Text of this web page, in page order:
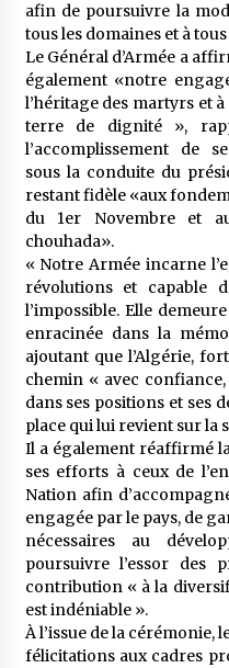
afin de poursuivre la
tous les domaines et à
Le Général d’Armée a
également «notre
l’héritage des martyrs et
terre de dignité »,
l’accomplissement de
sous la conduite du
restant fidèle «aux
du 1er Novembre et
chouhada».
« Notre Armée incarne
révolutions et capable
l’impossible. Elle
enracinée dans la
ajoutant que l’Algérie,
chemin « avec
dans ses positions et ses
place qui lui revient sur la
Il a également réaffirmé
ses efforts à ceux de
Nation afin
engagée par le pays, de
nécessaires au
poursuivre l’essor des
contribution « à la
est indéniable ».
À l’issue de la cérémonie,
félicitations aux cadres